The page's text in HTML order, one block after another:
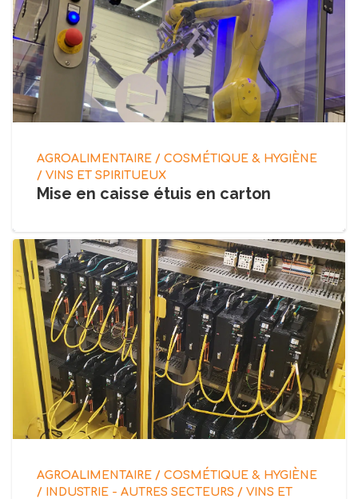
AGROALIMENTAIRE / COSMÉTIQUE & HYGIÈNE
/ VINS ET SPIRITUEUX
Mise en caisse étuis en carton
AGROALIMENTAIRE / COSMÉTIQUE & HYGIÈNE
/ INDUSTRIE - AUTRES SECTEURS / VINS ET